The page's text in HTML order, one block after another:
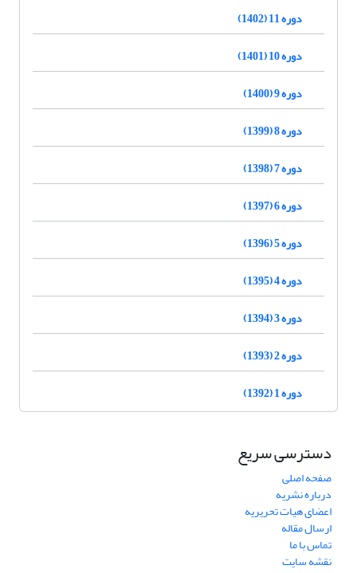
دوره 11 (1402)
دوره 10 (1401)
دوره 9 (1400)
دوره 8 (1399)
دوره 7 (1398)
دوره 6 (1397)
دوره 5 (1396)
دوره 4 (1395)
دوره 3 (1394)
دوره 2 (1393)
دوره 1 (1392)
دسترسی سریع
صفحه اصلی
درباره نشریه
اعضای هیات تحریریه
ارسال مقاله
تماس با ما
نقشه سایت